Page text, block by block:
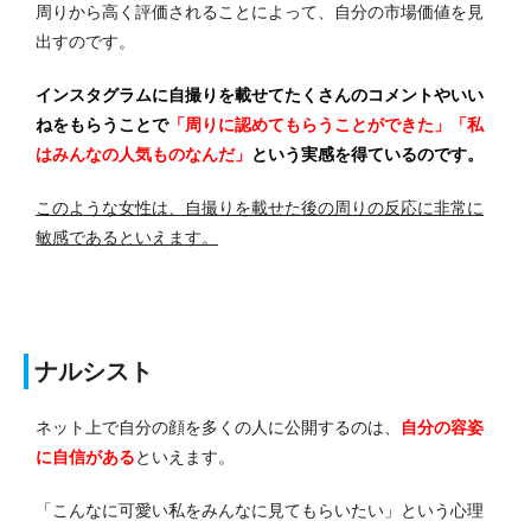
周りから高く評価されることによって、自分の市場価値を見
出すのです。
インスタグラムに自撮りを載せてたくさんのコメントやいい
ねをもらうことで「周りに認めてもらうことができた」「私
はみんなの人気ものなんだ」 という実感を得ているのです。
このような女性は、自撮りを載せた後の周りの反応に非常に
敏感であるといえます。
ナルシスト
ネット上で自分の顔を多くの人に公開するのは、
自分の容姿
に自信があるといえます。
「こんなに可愛い私をみんなに見てもらいたい」という心理